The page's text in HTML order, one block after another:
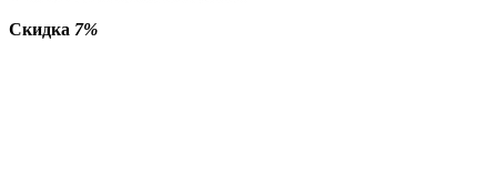
Скидка 7%